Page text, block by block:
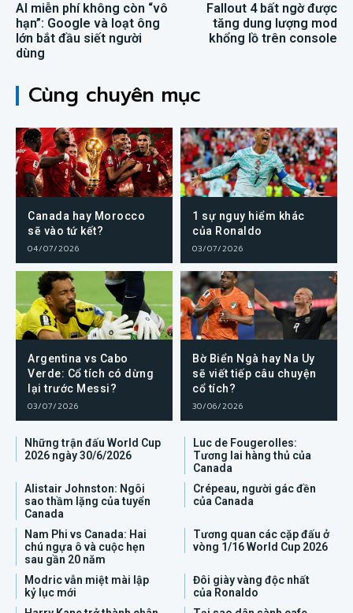
AI miễn phí không còn “vô
hạn”: Google và loạt ông
lớn bắt đầu siết người
dùng
Fallout 4 bất ngờ được
tăng dung lượng mod
khổng lồ trên console
Cùng chuyên mục
Canada hay Morocco
sẽ vào tứ kết?
04/07/2026
1 sự nguy hiểm khác
của Ronaldo
03/07/2026
Argentina vs Cabo
Verde: Cổ tích có dừng
lại trước Messi?
03/07/2026
Bờ Biển Ngà hay Na Uy
sẽ viết tiếp câu chuyện
cổ tích?
30/06/2026
Những trận đấu World Cup
2026 ngày 30/6/2026
Luc de Fougerolles:
Tương lai hàng thủ của
Canada
Alistair Johnston: Ngôi
sao thầm lặng của tuyển
Canada
Crépeau, người gác đền
của Canada
Nam Phi vs Canada: Hai
chú ngựa ô và cuộc hẹn
sau gần 20 năm
Tương quan các cặp đấu ở
vòng 1/16 World Cup 2026
Modric vẫn miệt mài lập
kỷ lục mới
Đôi giày vàng độc nhất
của Ronaldo